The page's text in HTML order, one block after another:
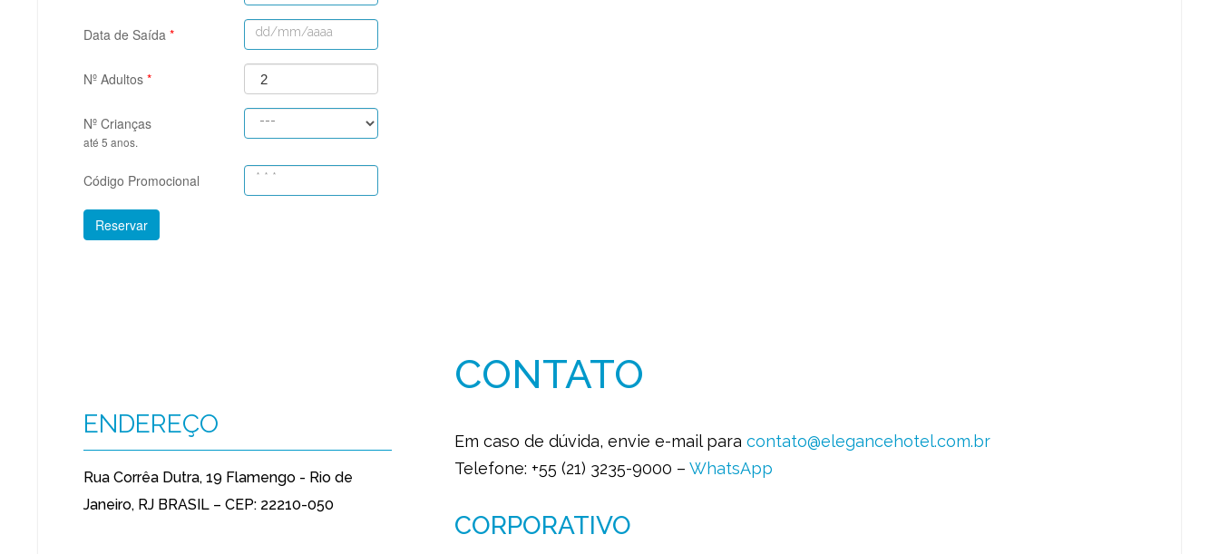
Data de Saída *
Nº Adultos * 2
Nº Crianças
até 5 anos.
Código Promocional
Reservar
ENDEREÇO
Rua Corrêa Dutra, 19 Flamengo - Rio de
Janeiro, RJ BRASIL – CEP: 22210-050
CONTATO
Em caso de dúvida, envie e-mail paracontato@elegancehotel.com.br
Telefone: +55 (21) 3235-9000 –WhatsApp
CORPORATIVO